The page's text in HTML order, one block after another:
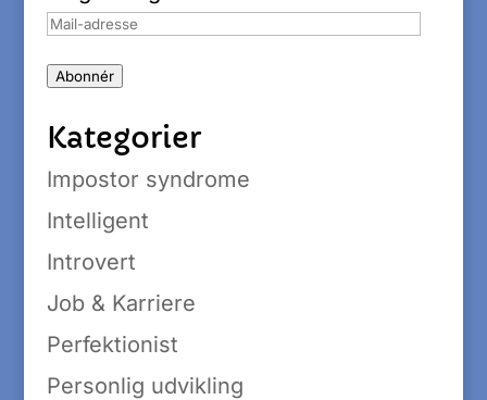
Mail-
Abonnér
Kategorier
Impostor syndrome
Intelligent
Introvert
Job & Karriere
Perfektionist
Personlig udvikling